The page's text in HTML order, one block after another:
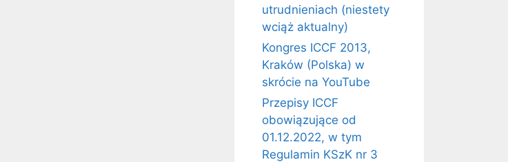
utrudnieniach (niestety
wciąż aktualny)
Kongres ICCF 2013,
Kraków (Polska) w
skrócie na YouTube
Przepisy ICCF
obowiązujące od
01.12.2022, w tym
Regulamin KSzK nr 3